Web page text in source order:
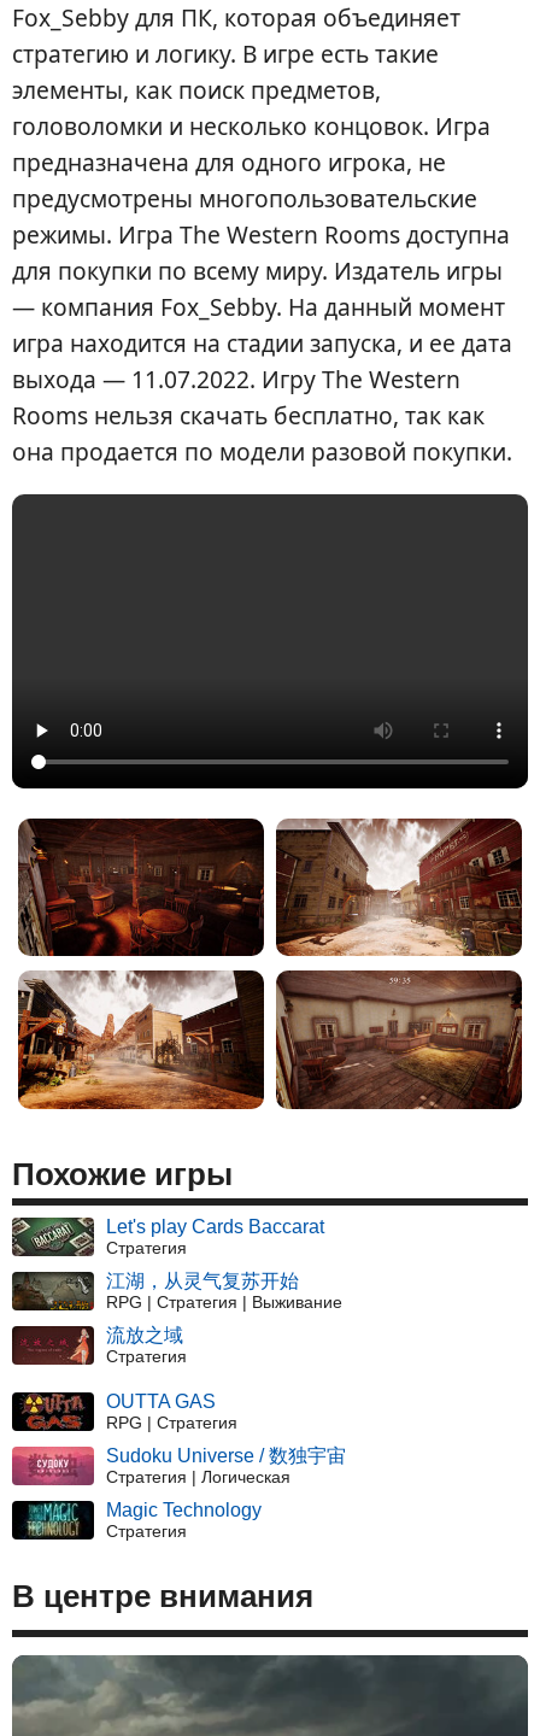
Fox_Sebby для ПК, которая объединяет
стратегию и логику. В игре есть такие
элементы, как поиск предметов,
головоломки и несколько концовок. Игра
предназначена для одного игрока, не
предусмотрены многопользовательские
режимы. Игра The Western Rooms доступна
для покупки по всему миру. Издатель игры
— компания Fox_Sebby. На данный момент
игра находится на стадии запуска, и ее дата
выхода — 11.07.2022. Игру The Western
Rooms нельзя скачать бесплатно, так как
она продается по модели разовой покупки.
Похожие игры
Let's play Cards Baccarat
Стратегия
江湖，从灵气复苏开始
RPG | Стратегия | Выживание
流放之域
Стратегия
OUTTA GAS
RPG | Стратегия
Sudoku Universe / 数独宇宙
Стратегия | Логическая
Magic Technology
Стратегия
В центре внимания